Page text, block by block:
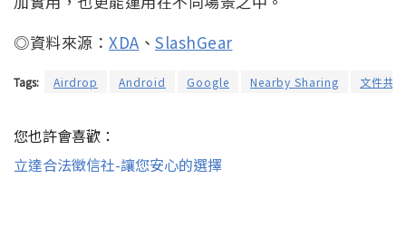
◎資料來源： XDA 、 SlashGear
Tags: Airdrop Android Google Nearby Sharing 文件共享
您也許會喜歡：
立達合法徵信社-讓您安心的選擇